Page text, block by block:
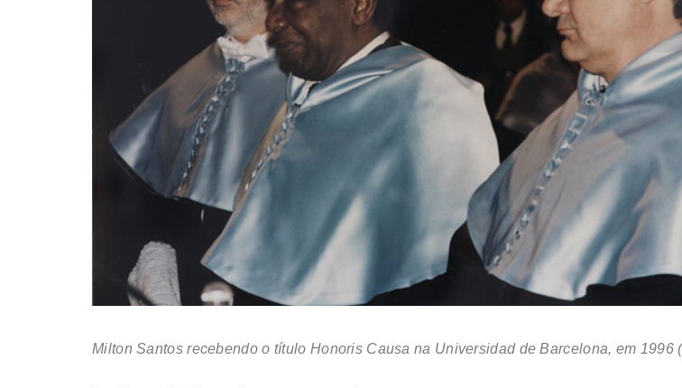
Milton Santos recebendo o título Honoris Causa na Universidad de Barcelona, em 1996